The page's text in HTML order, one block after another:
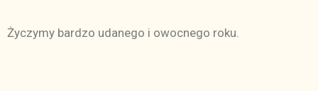
Życzymy bardzo udanego i owocnego roku.